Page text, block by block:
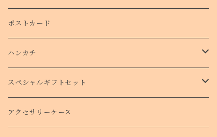
ポストカード
ハンカチ
タオルハンカチ
スペシャルギフトセット
クリスマスコフレ
アクセサリーケース